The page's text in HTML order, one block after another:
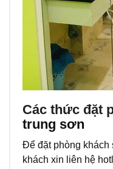
Các thức đặt
trung sơn
Để đặt phòng khách
khách xin liên hệ